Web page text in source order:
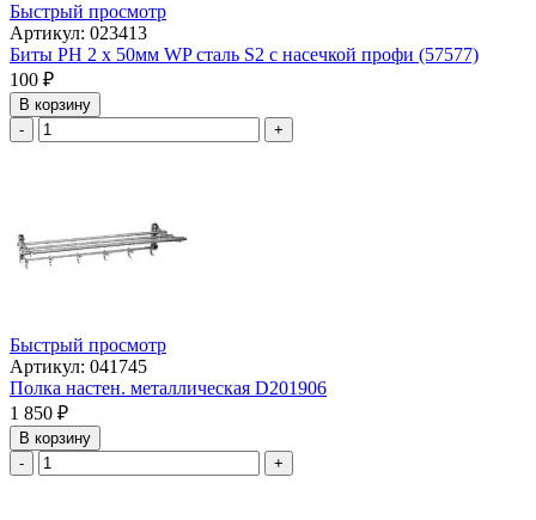
Быстрый просмотр
Артикул: 023413
Биты РН 2 х 50мм WP сталь S2 с насечкой профи (57577)
100 ₽
В корзину
-
+
Быстрый просмотр
Артикул: 041745
Полка настен. металлическая D201906
1 850 ₽
В корзину
-
+